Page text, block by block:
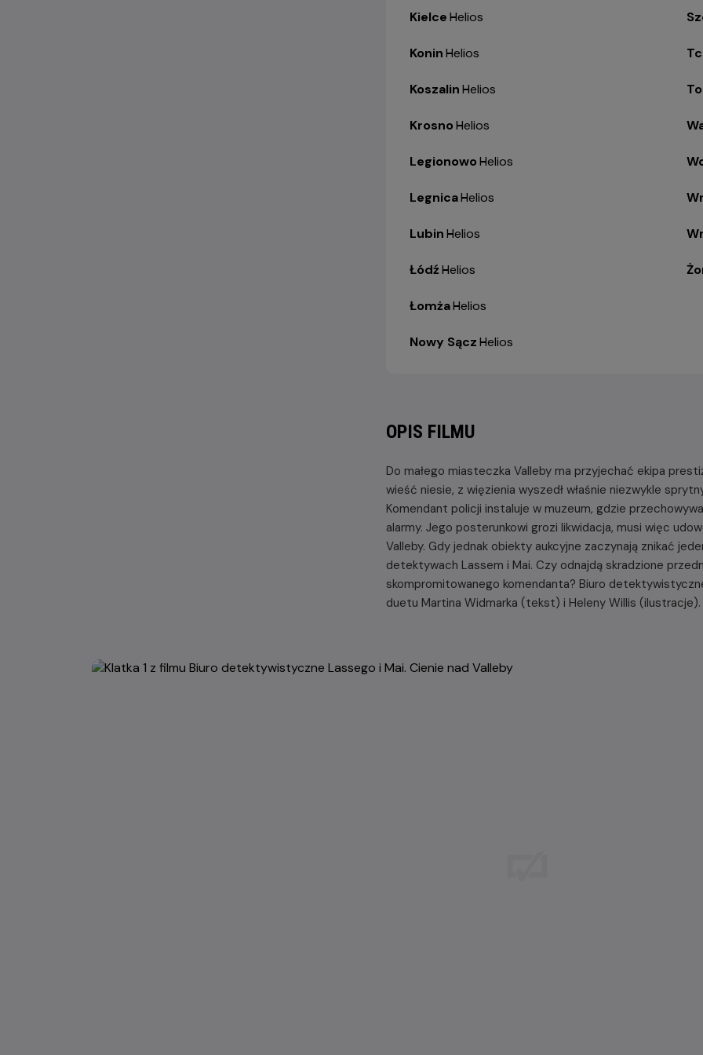
Kielce-
Helios
Konin-
Helios
Koszalin-
Helios
Krosno-
Helios
Legionowo-
Helios
Legnica-
Helios
Lubin-
Helios
Łódź-
Helios
Łomża-
Helios
Nowy Sącz-
Helios
OPIS FILMU
Do małego miasteczka Valleby ma przyjechać ekipa
wieść niesie, z więzienia wyszedł właśnie niezwykle
Komendant policji instaluje w muzeum, gdzie
alarmy. Jego posterunkowi grozi likwidacja, musi więc
Valleby. Gdy jednak obiekty aukcyjne zaczynają znikać
detektywach Lassem i Mai. Czy odnajdą skradzione
skompromitowanego komendanta? Biuro
duetu Martina Widmarka (tekst) i Heleny Willis (ilustracje).